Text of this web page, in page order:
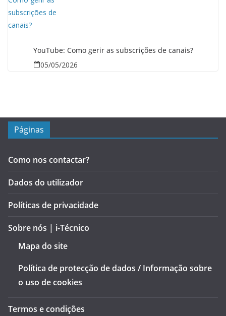
YouTube: Como gerir as subscrições de canais?
05/05/2026
Páginas
Como nos contactar?
Dados do utilizador
Políticas de privacidade
Sobre nós | i-Técnico
Mapa do site
Política de protecção de dados / Informação sobre
o uso de cookies
Termos e condições